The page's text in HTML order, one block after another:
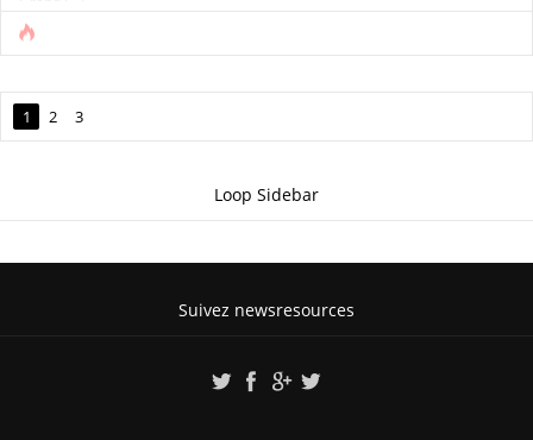
1 2 3
Loop Sidebar
Suivez newsresources